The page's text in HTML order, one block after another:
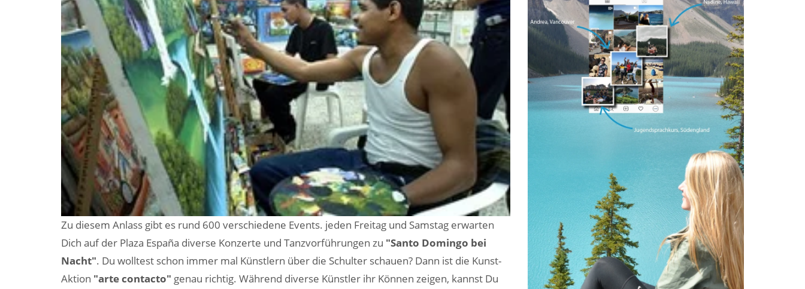
Zu diesem Anlass gibt es rund 600 verschiedene Events. jeden Freitag und Samstag erwarten
Dich auf der Plaza España diverse Konzerte und Tanzvorführungen zu "Santo Domingo bei
Nacht". Du wolltest schon immer mal Künstlern über die Schulter schauen? Dann ist die Kunst-
Aktion "arte contacto" genau richtig. Während diverse Künstler ihr Können zeigen, kannst Du